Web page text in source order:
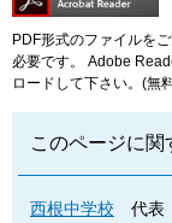
PDF形式のファイルを
必要です。
Adobe
ロードして下さい。(無
このページに
西根中学校
代表